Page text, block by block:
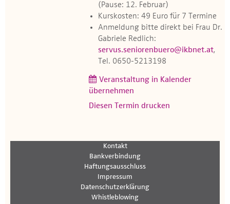
(Pause: 12. Februar)
Kurskosten: 49 Euro für 7 Termine
Anmeldung bitte direkt bei Frau Dr.
Gabriele Redlich:
servus.seniorenbuero@ikbnet.at,
Tel. 0650-5213198
Veranstaltung in Kalender
übernehmen
Diesen Termin drucken
Kontakt
Bankverbindung
Haftungsausschluss
Impressum
Datenschutzerklärung
Whistleblowing